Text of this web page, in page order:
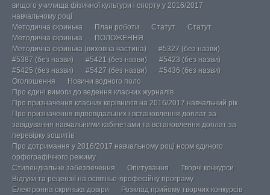
вищого училища фізичної культури і спорту у 2016/2017
навчальному році
Методична скринька
План роботи Статут
Статут
Методична скринька
ПОЛОЖЕННЯ
Методична скринька (виховна частина)
#5327 (без назви)
#5387 (без назви)
#5421 (без назви)
#5423 (без назви)
#5425 (без назви)
#5427 (без назви)
#5436 (без назви)
Оголошення
Новини водного поло
Про єдині вимоги до ведення класних журналів
Про призначення класних керівників на 2016/2017 навчальний рік
Про призначення відповідальних і встановлення доплат за
завідування навчальними кабінетами та встановлення доплат за
перевірку зошитів
Про дотримання у 2016/2017 навчальному році норм єдиного
орфографічного режиму
Стипендіальне забезпечення
Опитування
Творчі конкурси
Відгуки та рецензії на освітньо-професійну програму
Електронна скринька довіри
Розклад прийому творчих конкурсів